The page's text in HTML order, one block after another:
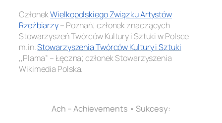
CzłonekWielkopolskiego Związku Artystów
Rzeźbiarzy– Poznań; członek znaczących
Stowarzyszeń Twórców Kultury i Sztuki w Polsce
m.in.Stowarzyszenia Twórców Kultury i Sztuki
,,Plama” – Łęczna; członek Stowarzyszenia
Wikimedia Polska.
Ach – Achievements • Sukcesy: